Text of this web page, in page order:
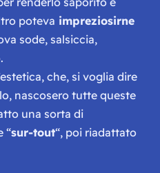
poteva impreziosirne
sode, salsiccia,
che, si voglia dire
nascosero tutte queste
una sorta di
“sur-tout“, poi riadattato